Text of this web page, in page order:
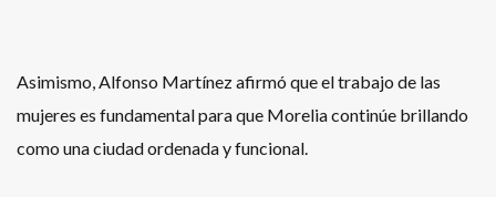
Asimismo, Alfonso Martínez afirmó que el trabajo de las
mujeres es fundamental para que Morelia continúe brillando
como una ciudad ordenada y funcional.